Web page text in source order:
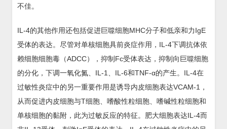
不佳。
IL-4的其他作用还包括促进巨噬细胞MHC分子和低亲和力IgE
受体的表达。尽管对单核细胞具前炎症作用，IL-4下调抗体依
赖细胞细胞毒（ADCC），抑制Fc受体表达，抑制向巨噬细胞
的分化，下调一氧化氮、IL-1、IL-6和TNF-α的产生。IL-4在
过敏性炎症中的另一重要作用是诱导内皮细胞表达VCAM-1，
从而促进内皮细胞与T细胞、嗜酸性粒细胞、嗜碱性粒细胞和
单核细胞的黏附，此为过敏反应的特征。肥大细胞表达IL-4而